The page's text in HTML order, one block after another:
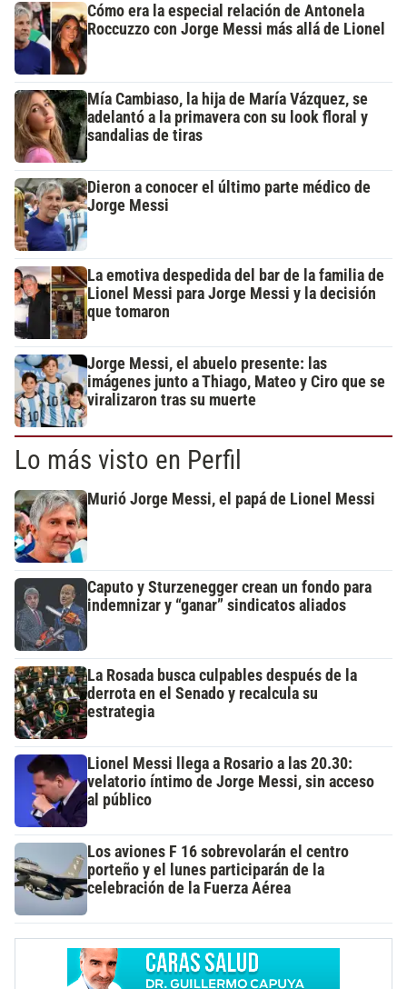
Cómo era la especial relación de Antonela
Roccuzzo con Jorge Messi más allá de Lionel
Mía Cambiaso, la hija de María Vázquez, se
adelantó a la primavera con su look floral y
sandalias de tiras
Dieron a conocer el último parte médico de
Jorge Messi
La emotiva despedida del bar de la familia de
Lionel Messi para Jorge Messi y la decisión
que tomaron
Jorge Messi, el abuelo presente: las
imágenes junto a Thiago, Mateo y Ciro que se
viralizaron tras su muerte
Lo más visto en Perfil
Murió Jorge Messi, el papá de Lionel Messi
Caputo y Sturzenegger crean un fondo para
indemnizar y “ganar” sindicatos aliados
La Rosada busca culpables después de la
derrota en el Senado y recalcula su
estrategia
Lionel Messi llega a Rosario a las 20.30:
velatorio íntimo de Jorge Messi, sin acceso
al público
Los aviones F 16 sobrevolarán el centro
porteño y el lunes participarán de la
celebración de la Fuerza Aérea